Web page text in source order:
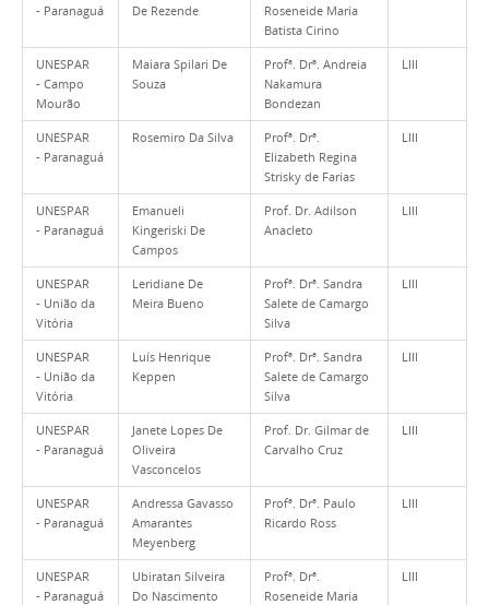
- Paranaguá
De Rezende
Roseneide Maria
Batista Cirino
UNESPAR
- Campo
Mourão
Maiara Spilari De
Souza
Profª. Drª. Andreia
Nakamura
Bondezan
LIII
UNESPAR
- Paranaguá
Rosemiro Da Silva
Profª. Drª.
Elizabeth Regina
Strisky de Farias
LIII
UNESPAR
- Paranaguá
Emanueli
Kingeriski De
Campos
Prof. Dr. Adilson
Anacleto
LIII
UNESPAR
- União da
Vitória
Leridiane De
Meira Bueno
Profª. Drª. Sandra
Salete de Camargo
Silva
LIII
UNESPAR
- União da
Vitória
Luís Henrique
Keppen
Profª. Drª. Sandra
Salete de Camargo
Silva
LIII
UNESPAR
- Paranaguá
Janete Lopes De
Oliveira
Vasconcelos
Prof. Dr. Gilmar de
Carvalho Cruz
LIII
UNESPAR
- Paranaguá
Andressa Gavasso
Amarantes
Meyenberg
Profª. Drª. Paulo
Ricardo Ross
LIII
UNESPAR
- Paranaguá
Ubiratan Silveira
Do Nascimento
Profª. Drª.
Roseneide Maria
LIII